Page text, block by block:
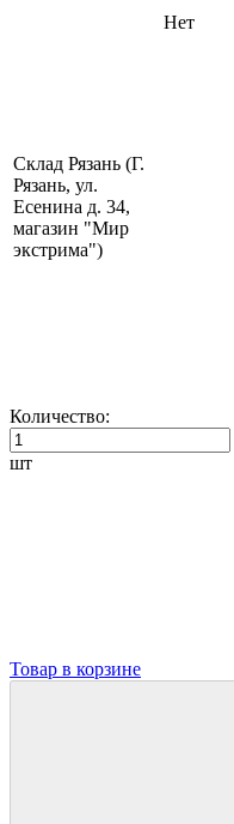
Склад Рязань (Г.
Рязань, ул.
Есенина д. 34,
магазин "Мир
экстрима")
Нет
Количество:
шт
Товар в корзине